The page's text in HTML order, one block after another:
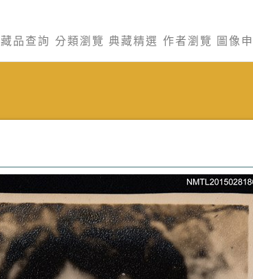
藏品查詢 分類瀏覽 典藏精選 作者瀏覽 圖像